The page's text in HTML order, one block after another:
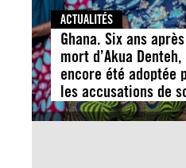
ACTUALITÉS
Ghana. Six ans
mort d’Akua
encore été adoptée
les accusations de